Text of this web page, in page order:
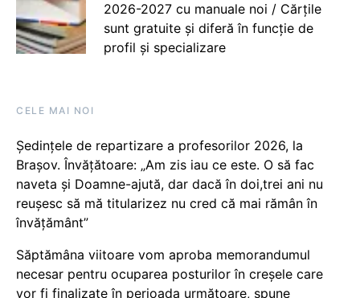
2026-2027 cu manuale noi / Cărțile
sunt gratuite și diferă în funcție de
profil și specializare
CELE MAI NOI
Ședințele de repartizare a profesorilor 2026, la
Brașov. Învățătoare: „Am zis iau ce este. O să fac
naveta și Doamne-ajută, dar dacă în doi,trei ani nu
reușesc să mă titularizez nu cred că mai rămân în
învățământ”
Săptămâna viitoare vom aproba memorandumul
necesar pentru ocuparea posturilor în creșele care
vor fi finalizate în perioada următoare, spune